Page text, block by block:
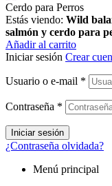
Estás viendo: Wild
salmón y cerdo para
Añadir al carrito
Iniciar sesión Crear
Usuario o e-mail *
Contraseña *
Iniciar sesión
¿Contraseña olvidada?
Menú principal